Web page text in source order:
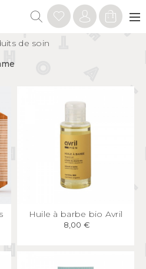
de soin
APERÇU RAPIDE
Huile à barbe bio Avril
8,00 €